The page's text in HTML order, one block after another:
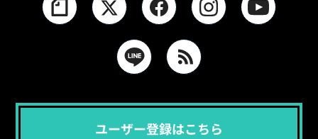
ユーザー登録はこちら